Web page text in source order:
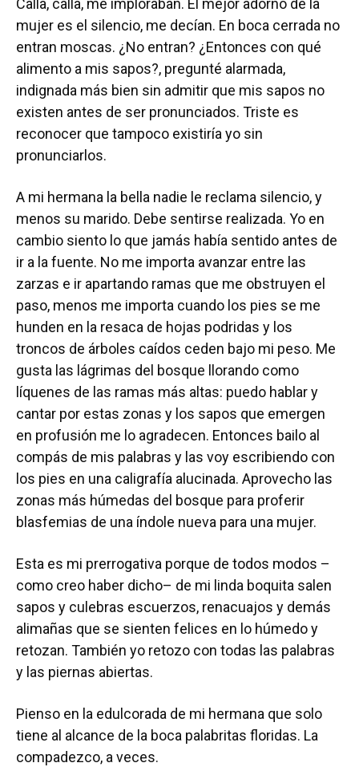
Calla, calla, me imploraban. El mejor adorno de la
mujer es el silencio, me decían. En boca cerrada no
entran moscas. ¿No entran? ¿Entonces con qué
alimento a mis sapos?, pregunté alarmada,
indignada más bien sin admitir que mis sapos no
existen antes de ser pronunciados. Triste es
reconocer que tampoco existiría yo sin
pronunciarlos.
A mi hermana la bella nadie le reclama silencio, y
menos su marido. Debe sentirse realizada. Yo en
cambio siento lo que jamás había sentido antes de
ir a la fuente. No me importa avanzar entre las
zarzas e ir apartando ramas que me obstruyen el
paso, menos me importa cuando los pies se me
hunden en la resaca de hojas podridas y los
troncos de árboles caídos ceden bajo mi peso. Me
gusta las lágrimas del bosque llorando como
líquenes de las ramas más altas: puedo hablar y
cantar por estas zonas y los sapos que emergen
en profusión me lo agradecen. Entonces bailo al
compás de mis palabras y las voy escribiendo con
los pies en una caligrafía alucinada. Aprovecho las
zonas más húmedas del bosque para proferir
blasfemias de una índole nueva para una mujer.
Esta es mi prerrogativa porque de todos modos –
como creo haber dicho– de mi linda boquita salen
sapos y culebras escuerzos, renacuajos y demás
alimañas que se sienten felices en lo húmedo y
retozan. También yo retozo con todas las palabras
y las piernas abiertas.
Pienso en la edulcorada de mi hermana que solo
tiene al alcance de la boca palabritas floridas. La
compadezco, a veces.